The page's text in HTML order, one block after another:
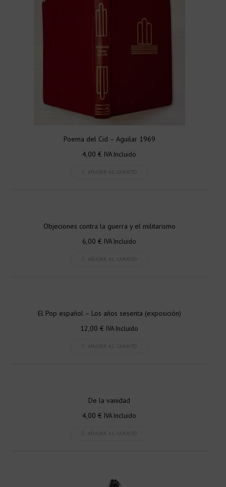
Poema del Cid – Aguilar 1969
4,00 € IVA Incluido
AÑADIR AL CARRITO
Objeciones contra la guerra y el militarismo
6,00 € IVA Incluido
AÑADIR AL CARRITO
El Pop español – Los años sesenta (exposición)
12,00 € IVA Incluido
AÑADIR AL CARRITO
De la vanidad
4,00 € IVA Incluido
AÑADIR AL CARRITO